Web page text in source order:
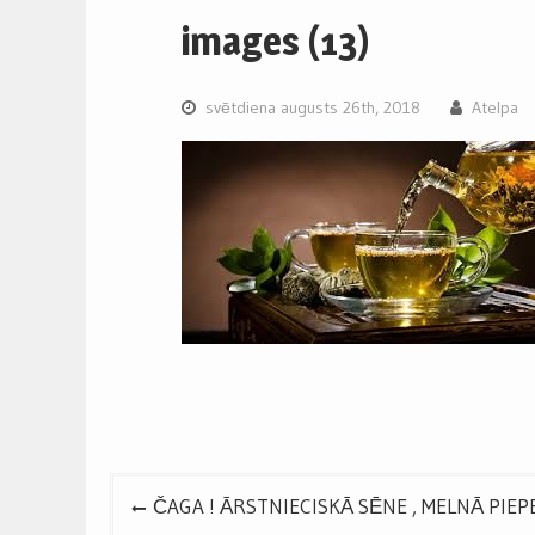
images (13)
svētdiena augusts 26th, 2018 Atelpa
PostČAGA ! ĀRSTNIECISKĀ SĒNE , MELNĀ